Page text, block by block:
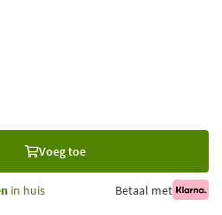
Voeg toe
in huis Betaal met